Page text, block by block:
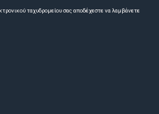
ταχυδρομείου σας αποδέχεστε να λαμβάνετε